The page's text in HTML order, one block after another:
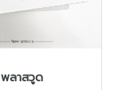
พลาสวูด